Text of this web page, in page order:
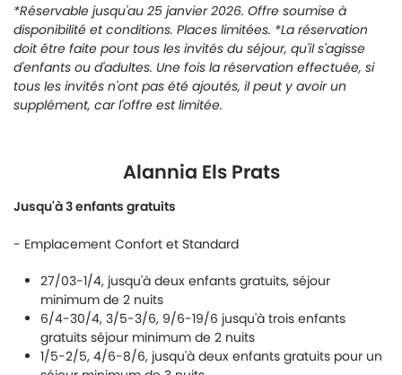
*Réservable jusqu'au 25 janvier 2026. Offre soumise à
disponibilité et conditions. Places limitées. *La réservation
doit être faite pour tous les invités du séjour, qu'il s'agisse
d'enfants ou d'adultes. Une fois la réservation effectuée, si
tous les invités n'ont pas été ajoutés, il peut y avoir un
supplément, car l'offre est limitée.
Alannia Els Prats
Jusqu'à 3 enfants gratuits
- Emplacement Confort et Standard
27/03-1/4, jusqu'à deux enfants gratuits, séjour
minimum de 2 nuits
6/4-30/4, 3/5-3/6, 9/6-19/6 jusqu'à trois enfants
gratuits séjour minimum de 2 nuits
1/5-2/5, 4/6-8/6, jusqu'à deux enfants gratuits pour un